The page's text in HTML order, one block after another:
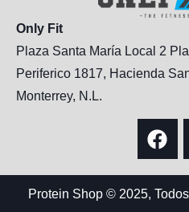
Only Fit
Plaza Santa María Local 2
Periferico 1817, Hacienda
Monterrey, N.L.
Protein Shop © 2025,